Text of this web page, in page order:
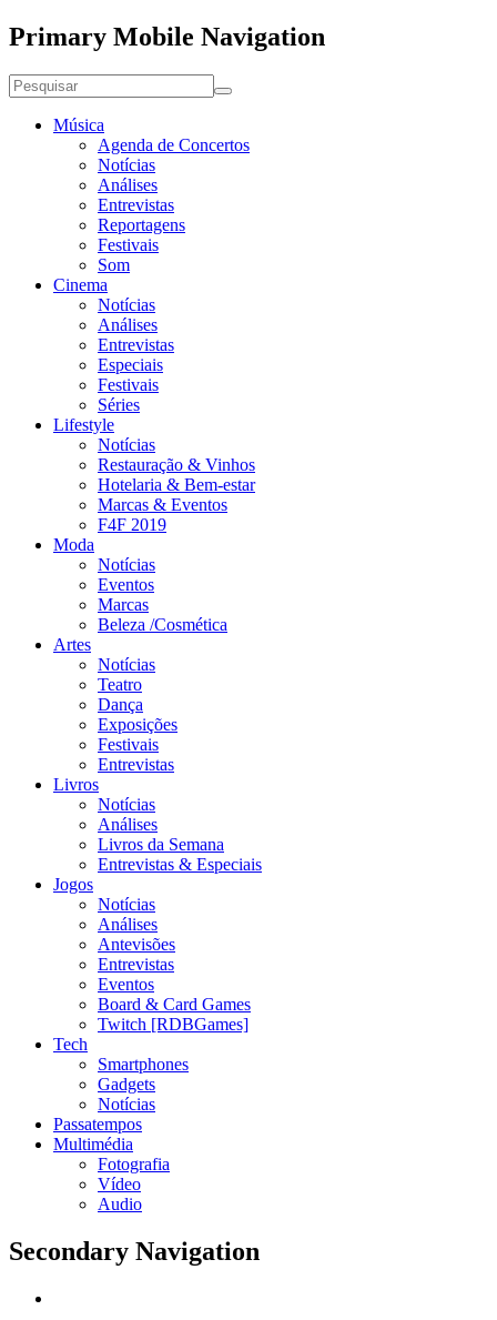
Primary Mobile Navigation
Música
Agenda de Concertos
Notícias
Análises
Entrevistas
Reportagens
Festivais
Som
Cinema
Notícias
Análises
Entrevistas
Especiais
Festivais
Séries
Lifestyle
Notícias
Restauração & Vinhos
Hotelaria & Bem-estar
Marcas & Eventos
F4F 2019
Moda
Notícias
Eventos
Marcas
Beleza /Cosmética
Artes
Notícias
Teatro
Dança
Exposições
Festivais
Entrevistas
Livros
Notícias
Análises
Livros da Semana
Entrevistas & Especiais
Jogos
Notícias
Análises
Antevisões
Entrevistas
Eventos
Board & Card Games
Twitch [RDBGames]
Tech
Smartphones
Gadgets
Notícias
Passatempos
Multimédia
Fotografia
Vídeo
Audio
Secondary Navigation